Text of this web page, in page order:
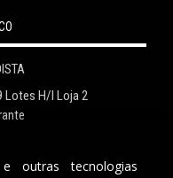
Lotes H/I Loja 2
outras tecnologias